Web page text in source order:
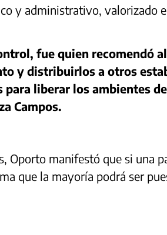
y administrativo, valorizado
fue quien recomendó
y distribuirlos a otros
para liberar los ambientes
Campos.
Oporto manifestó que si una
que la mayoría podrá ser